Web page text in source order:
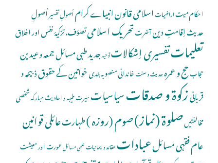
احکام میتاراضیاتاسلامی قانونانبیاے کراماُصولِ تفسیراُصولِ
حدیثاِقامتِ دینآخرتتحریک اسلامیتصوّف، تزکیۂ نفس اور اخلاق
تعلیماتتفسیری اِشکالاتتوحیدجدید طبی مسائلجمعہ و عیدین
حجابحج و عمرہحدیث و سنتخاندانی منصوبہ بندیخواتین کے حقوقذبیحہ و
قربانیزکوۃ و صدقاتسیاسیاتسیرت طیبہ و احادیث مبارکہشخصی
مخالفتیںصلوة (نماز)صوم (روزہ )طہارتعائلی قوانین
عام فقہی مسائلعباداتعقائد و ایمانیاتعلمی مسائلعورت اور معیشت